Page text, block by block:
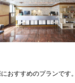
おすすめのプランです。